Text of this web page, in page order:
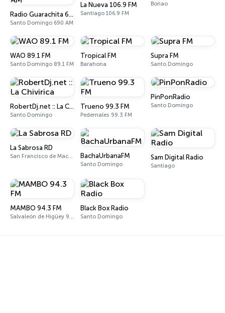
Radio Guarachita 690 AM
Santo Domingo 690 AM
La Nueva 106.9 FM
Santiago 106.9 FM
Bonao
WAO 89.1 FM
Santo Domingo 89.1 FM
Tropical FM
Barahona
Supra FM
Santo Domingo
RobertDj.net :: La Chivirica
Santo Domingo
Trueno 99.3 FM
Pedernales 99.3 FM
PinPonRadio
Santo Domingo
La Sabrosa RD
San Francisco de Macorís 103.7 FM BachaUrbanaFM
Santo Domingo
Sam Digital Radio
Santiago
MAMBO 94.3 FM
Salvaleón de Higüey 94.3 FM
Black Box Radio
Santo Domingo